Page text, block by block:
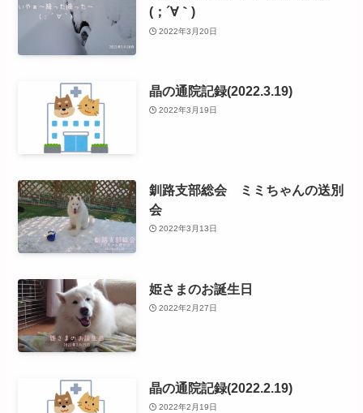
(；´∀｀)
2022年3月20日
晶の通院記録(2022.3.19)
2022年3月19日
釧路支部総会 ミミちゃんの送別
会
2022年3月13日
姫さまのお誕生日
2022年2月27日
晶の通院記録(2022.2.19)
2022年2月19日